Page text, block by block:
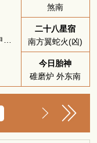
彭祖百忌：庚不经络 申不安床
煞南
二十八星宿
南方翼蛇火(凶)
今日胎神
碓磨炉 外东南